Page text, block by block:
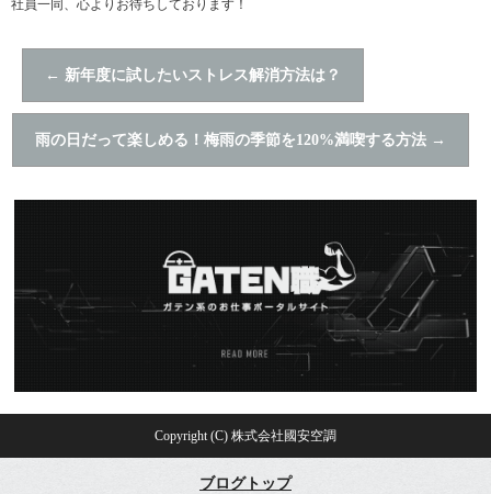
社員一同、心よりお待ちしております！
← 新年度に試したいストレス解消方法は？
雨の日だって楽しめる！梅雨の季節を120%満喫する方法 →
Copyright (C) 株式会社國安空調
ブログトップ